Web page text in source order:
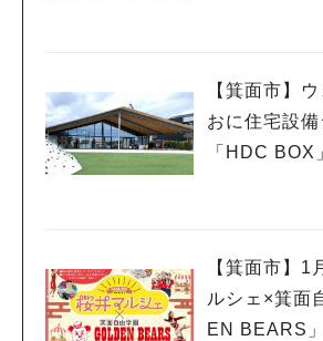
【箕面市】
おに住宅設
「HDC BOX
【箕面市】1
ルシェ×箕面
EN BEARS